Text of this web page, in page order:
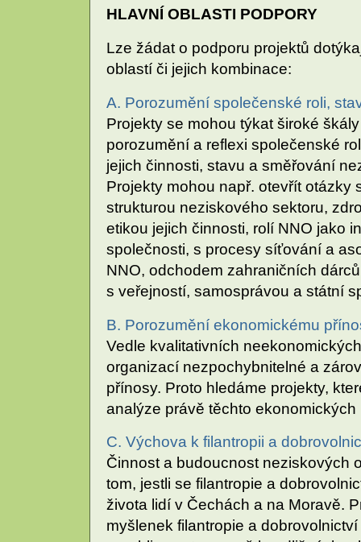
HLAVNÍ OBLASTI PODPORY
Lze žádat o podporu projektů
oblastí či jejich kombinace:
A. Porozumění společenské roli,
Projekty se mohou týkat široké
porozumění a reflexi společenské
jejich činnosti, stavu a směřování
Projekty mohou např. otevřít otázky
strukturou neziskového sektoru,
etikou jejich činnosti, rolí NNO jako
společnosti, s procesy síťování a
NNO, odchodem zahraničních
s veřejností, samosprávou a státní
B. Porozumění ekonomickému
Vedle kvalitativních
organizací nezpochybnitelné a
přínosy. Proto hledáme projekty,
analýze právě těchto ekonomických
C. Výchova k filantropii a
Činnost a budoucnost neziskových
tom, jestli se filantropie a
života lidí v Čechách a na Moravě.
myšlenek filantropie a